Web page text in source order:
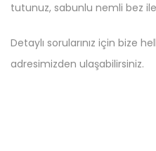
tutunuz, sabunlu nemli bez
Detaylı sorularınız için bize
adresimizden ulaşabilirsiniz.